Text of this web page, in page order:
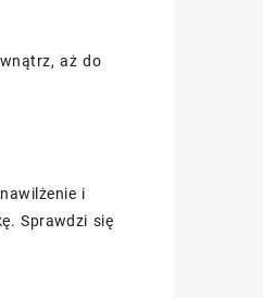
aż do
i
Sprawdzi się